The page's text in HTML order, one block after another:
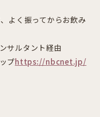
よく振ってからお飲み
サルタント経由
プhttps://nbcnet.jp/